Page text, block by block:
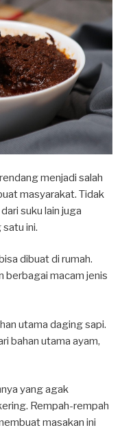
rendang menjadi salah
masyarakat. Tidak
suku lain juga
ini.
dibuat di rumah.
berbagai macam jenis
utama daging sapi.
bahan utama ayam,
yang agak
Rempah-rempah
masakan ini